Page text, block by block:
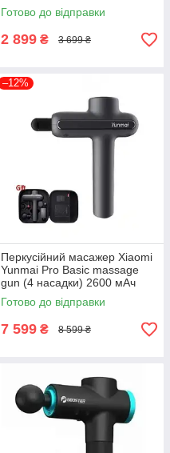
Готово до відправки
2 899 ₴ 3 699 ₴
–12%
Перкусійний масажер Xiaomi
Yunmai Pro Basic massage
gun (4 насадки) 2600 мАч
Сірий
Готово до відправки
7 599 ₴ 8 599 ₴